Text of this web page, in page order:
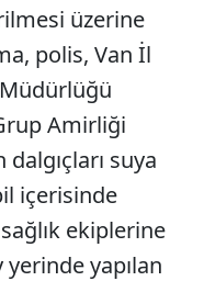
üzerine
polis, Van İl
Amirliği
suya
içerisinde
ekiplerine
yapılan